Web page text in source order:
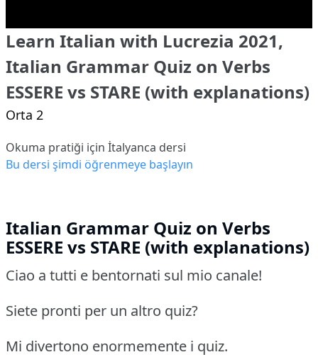
Learn Italian with Lucrezia 2021,
Italian Grammar Quiz on Verbs
ESSERE vs STARE (with explanations)
Orta 2
Okuma pratiği için İtalyanca dersi
Bu dersi şimdi öğrenmeye başlayın
Italian Grammar Quiz on Verbs
ESSERE vs STARE (with explanations)
Ciao a tutti e bentornati sul mio canale!
Siete pronti per un altro quiz?
Mi divertono enormemente i quiz.